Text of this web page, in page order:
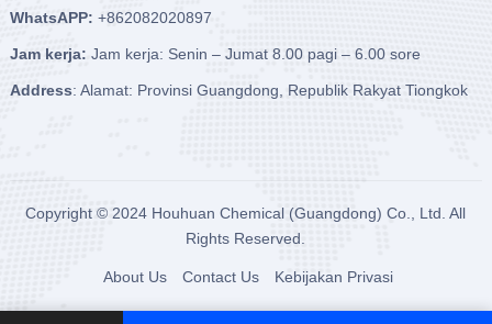
WhatsAPP: +862082020897
Jam kerja: Jam kerja: Senin – Jumat 8.00 pagi – 6.00 sore
Address: Alamat: Provinsi Guangdong, Republik Rakyat Tiongkok
Copyright © 2024 Houhuan Chemical (Guangdong) Co., Ltd. All
Rights Reserved.
About Us Contact Us Kebijakan Privasi